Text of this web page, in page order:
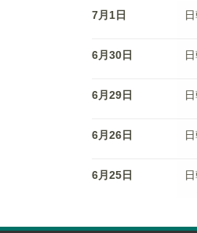
7月1日
6月30日
6月29日
6月26日
6月25日